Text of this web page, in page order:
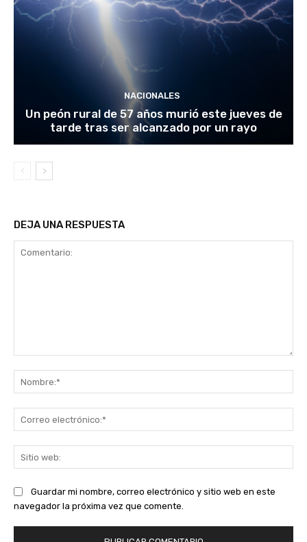
NACIONALES
Un peón rural de 57 años murió este jueves de
tarde tras ser alcanzado por un rayo
DEJA UNA RESPUESTA
Guardar mi nombre, correo electrónico y sitio web en este
navegador la próxima vez que comente.